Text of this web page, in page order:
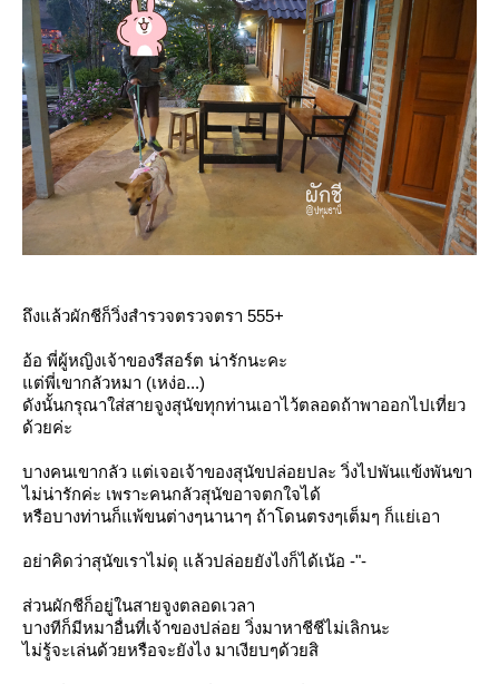
ถึงแล้วผักชีก็วิ่งสำรวจตรวจตรา 555+
อ้อ พี่ผู้หญิงเจ้าของรีสอร์ต น่ารักนะคะ
ต่พี่เขากลัวหมา (เหง่อ...)
ดังนั้นกรุณาใส่สายจูงสุนัขทุกท่านเอาไว้ตลอดถ้าพาออกไปเที่ยว
ด้วยค่ะ
บางคนเขากลัว แต่เจอเจ้าของสุนัขปล่อยปละ วิ่งไปพันแข้งพันขา
ไม่น่ารักค่ะ เพราะคนกลัวสุนัขอาจตกใจได้
หรือบางท่านก็แพ้ขนต่างๆนานาๆ ถ้าโดนตรงๆเต็มๆ ก็แย่เอา
อย่าคิดว่าสุนัขเราไม่ดุ แล้วปล่อยยังไงก็ได้เน้อ -"-
ส่วนผักชีก็อยู่ในสายจูงตลอดเวลา
บางทีก็มีหมาอื่นที่เจ้าของปล่อย วิ่งมาหาชีชีไม่เลิกนะ
ไม่รู้จะเล่นด้วยหรือจะยังไง มาเงียบๆด้วยสิ